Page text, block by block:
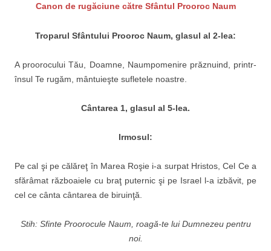
Canon de rugăciune către Sfântul Prooroc Naum
Troparul Sfântului Prooroc Naum, glasul al 2-lea:
A proorocului Tău, Doamne, Naumpomenire prăznuind, printr-
însul Te rugăm, mântuieşte sufletele noastre.
Cântarea 1, glasul al 5-lea.
Irmosul:
Pe cal şi pe călăreţ în Marea Roşie i-a surpat Hristos, Cel Ce a
sfărâmat războaiele cu braţ puternic şi pe Israel l-a izbăvit, pe
cel ce cânta cântarea de biruinţă.
Stih: Sfinte Proorocule Naum, roagă-te lui Dumnezeu pentru
noi.